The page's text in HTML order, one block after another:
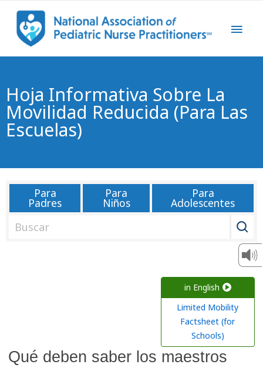
Hoja Informativa Sobre La
Movilidad Reducida (para Las
Escuelas)
Para
Padres
Para
Niños
Para
Adolescentes
a
in English
Limited Mobility
Factsheet (for
Schools)
Qué deben saber los maestros